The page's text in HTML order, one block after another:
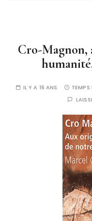
Cro-Magnon,
IL Y A 16 ANS TEMPS